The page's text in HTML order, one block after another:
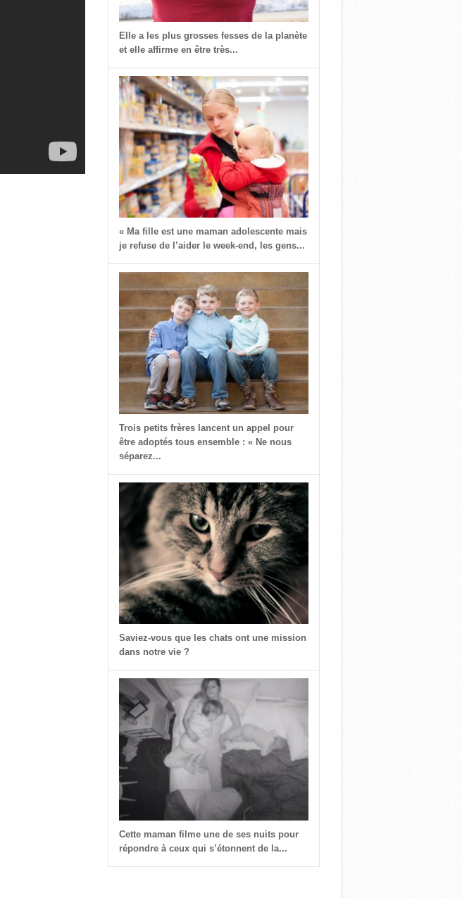
Elle a les plus grosses fesses de la planète
et elle affirme en être très...
« Ma fille est une maman adolescente mais
je refuse de l’aider le week-end, les gens...
Trois petits frères lancent un appel pour
être adoptés tous ensemble : « Ne nous
séparez...
Saviez-vous que les chats ont une mission
dans notre vie ?
Cette maman filme une de ses nuits pour
répondre à ceux qui s’étonnent de la...